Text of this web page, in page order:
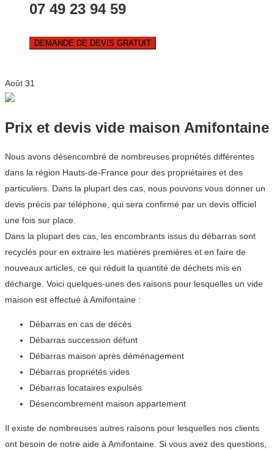
07 49 23 94 59
DEMANDE DE DEVIS GRATUIT
Août 31
Prix et devis vide maison Amifontaine
Nous avons désencombré de nombreuses propriétés différentes
dans la région Hauts-de-France pour des propriétaires et des
particuliers. Dans la plupart des cas, nous pouvons vous donner un
devis précis par téléphone, qui sera confirmé par un devis officiel
une fois sur place.
Dans la plupart des cas, les encombrants issus du débarras sont
recyclés pour en extraire les matières premières et en faire de
nouveaux articles, ce qui réduit la quantité de déchets mis en
décharge. Voici quelques-unes des raisons pour lesquelles un vide
maison est effectué à Amifontaine :
Débarras en cas de décès
Débarras succession défunt
Débarras maison après déménagement
Débarras propriétés vides
Débarras locataires expulsés
Désencombrement maison appartement
Il existe de nombreuses autres raisons pour lesquelles nos clients
ont besoin de notre aide à Amifontaine. Si vous avez des questions,